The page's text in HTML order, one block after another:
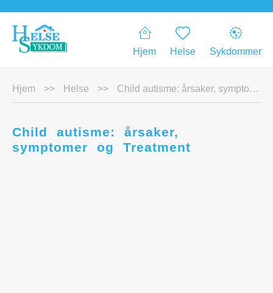
Hjem Helse Sykdommer
Hjem >> Helse >> Child autisme: årsaker, symptomer og Treatment
Child autisme: årsaker,
symptomer og Treatment